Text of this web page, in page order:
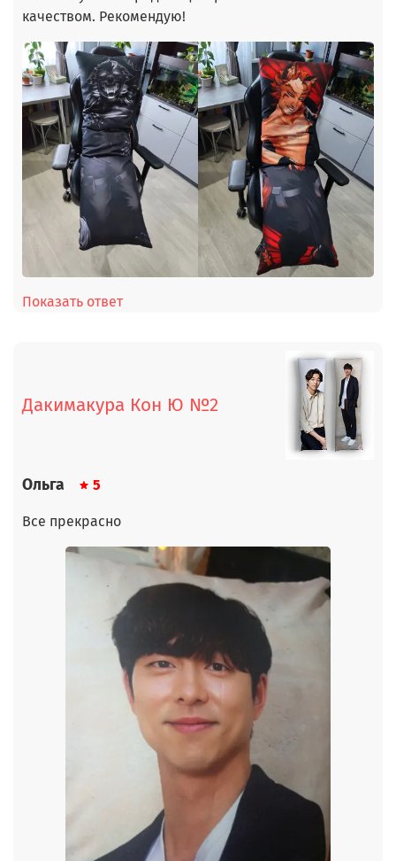
качеством. Рекомендую!
Показать ответ
Дакимакура Кон Ю №2
Ольга 5
Все прекрасно